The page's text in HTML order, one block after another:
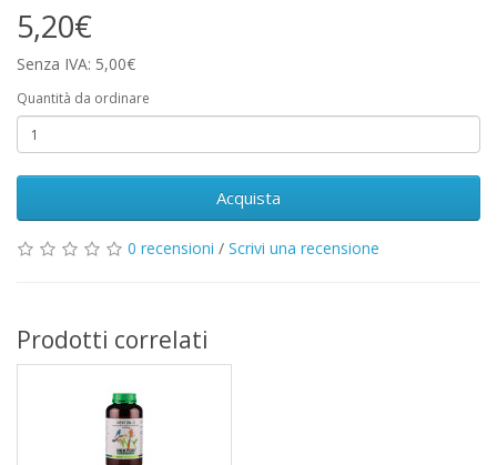
5,20€
Senza IVA: 5,00€
Quantità da ordinare
Acquista
0 recensioni / Scrivi una recensione
Prodotti correlati